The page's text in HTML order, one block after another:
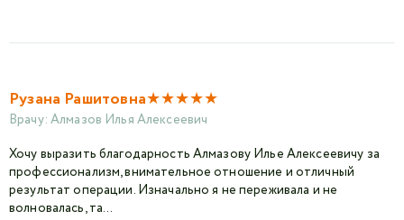
Рузана Рашитовна★★★★★
Врачу: Алмазов Илья Алексеевич
Хочу выразить благодарность Алмазову Илье Алексеевичу за
профессионализм, внимательное отношение и отличный
результат операции. Изначально я не переживала и не
волновалась, та...